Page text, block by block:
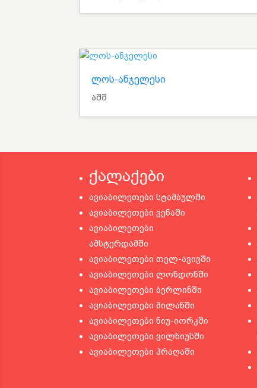
ლოს-ანჯელესი
აშშ
ქალაქები
ავიაბილეთები სტამბულში
ავიაბილეთები ვენაში
ავიაბილეთები
ამსტერდამში
ავიაბილეთები თელ-ავივში
ავიაბილეთები ლონდონში
ავიაბილეთები ბერლინში
ავიაბილეთები მილანში
ავიაბილეთები ნიუ-იორკში
ავიაბილეთები ვილნიუსში
ავიაბილეთები პრაღაში